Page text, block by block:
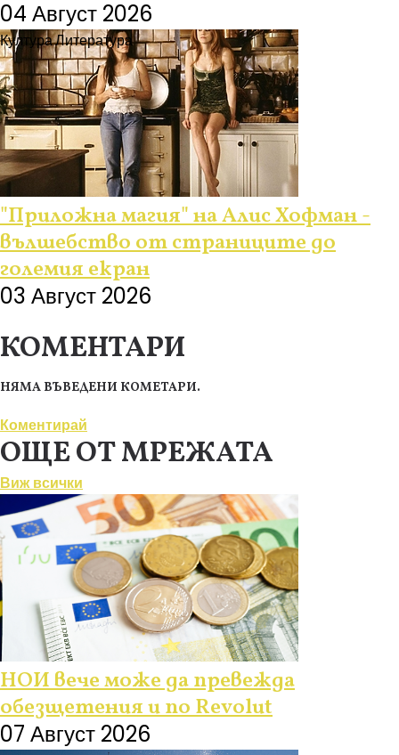
04 Август 2026
КултураЛитература
"Приложна магия" на Алис Хофман -
вълшебство от страниците до
големия екран
03 Август 2026
КОМЕНТАРИ
НЯМА ВЪВЕДЕНИ КОМЕТАРИ.
Коментирай
ОЩЕ ОТ МРЕЖАТА
Виж всички
НОИ вече може да превежда
обезщетения и по Revolut
07 Август 2026